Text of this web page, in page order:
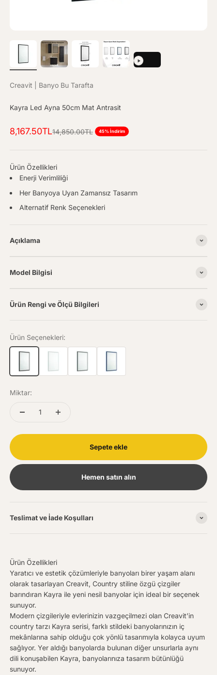
Creavit | Banyo Bu Tarafta
Kayra Led Ayna 50cm Mat Antrasit
İndirimli fiyat
8,167.50TLNormal fiyat
14,850.00TL 45% İndirim
Ürün Özellikleri
Enerji Verimliliği
Her Banyoya Uyan Zamansız Tasarım
Alternatif Renk Seçenekleri
Açıklama
Model Bilgisi
Ürün Rengi ve Ölçü Bilgileri
Ürün Seçenekleri:
Miktar:
Sepete ekle
Hemen satın alın
Teslimat ve İade Koşulları
Ürün Özellikleri
Yaratıcı ve estetik çözümleriyle banyoları birer yaşam alanı
olarak tasarlayan Creavit, Country stiline özgü çizgiler
barındıran Kayra ile yeni nesil banyolar için ideal bir seçenek
sunuyor.
Modern çizgileriyle evlerinizin vazgeçilmezi olan Creavit’in
country tarzı Kayra serisi, farklı stildeki banyolarınızın iç
mekânlarına sahip olduğu çok yönlü tasarımıyla kolayca uyum
sağlıyor. Yer aldığı banyolarda bulunan diğer unsurlarla aynı
dili konuşabilen Kayra, banyolarınıza tasarım bütünlüğü
sunuyor.